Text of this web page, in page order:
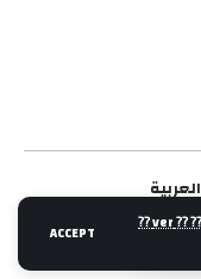
⁇ ⁇ ⁇ ⁇ ver ⁇
ACCEPT